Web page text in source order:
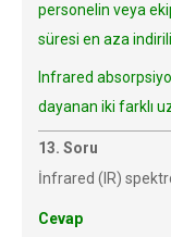
personelin veya
süresi en aza
Infrared
dayanan iki farklı
13. Soru
İnfrared (IR)
Cevap